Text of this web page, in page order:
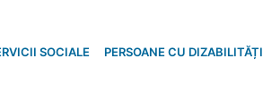
SOCIALE PERSOANE CU DIZABILITĂȚI